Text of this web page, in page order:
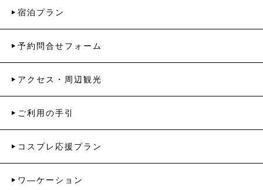
宿泊プラン
予約問合せフォーム
アクセス・周辺観光
ご利用の手引
コスプレ応援プラン
ワ―ケーション